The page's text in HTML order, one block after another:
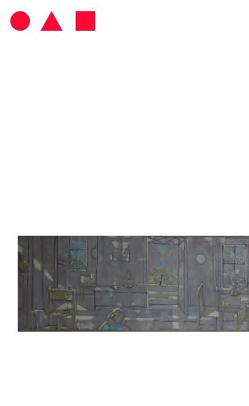
VOL. 1 : LES
VOL. 2 : LES
VOL. 3 : CRAYONS DE COULEUR
CONTACT